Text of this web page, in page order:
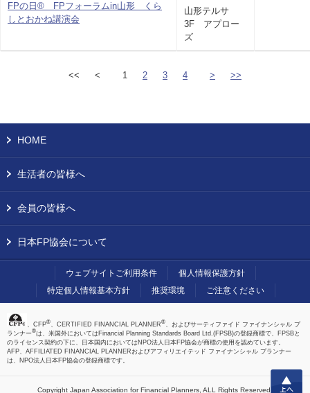
FPの日® FPフォーラムin山形 くら
しとおかね講演会
山形テルサ
3F アプロー
ズ
<< < 1 2 3 4 > >>
上へ
HOME
生活者の皆様へ
会員の皆様へ
日本FP協会について
ウェブサイトご利用条件
個人情報保護方針
特定個人情報基本方針
推奨環境 ご注意ください
、CFP®、CERTIFIED FINANCIAL PLANNER®、およびサーティファイド ファイナンシャル プ
ランナー®は、米国外においてはFinancial Planning Standards Board Ltd.(FPSB)の登録商標で、FPSBと
のライセンス契約の下に、日本国内においてはNPO法人日本FP協会が商標の使用を認めています。
AFP、AFFILIATED FINANCIAL PLANNERおよびアフィリエイテッド ファイナンシャル プランナー
は、NPO法人日本FP協会の登録商標です。
Copyright Japan Association for Financial Planners, ALL Rights Reserved.